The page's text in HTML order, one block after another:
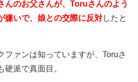
んのお父さんが、Toruさんのよう
嫌いで、娘との交際に反対したと
ファンは知っていますが、Toruさ
硬派で真面目。